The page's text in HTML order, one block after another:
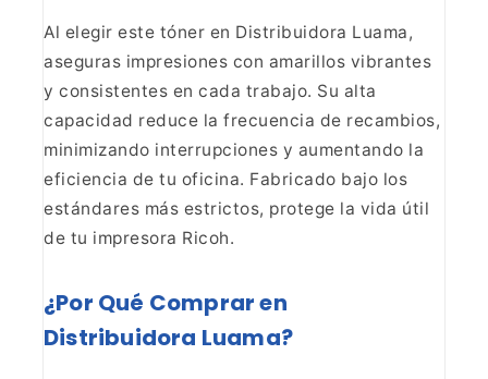
Al elegir este tóner en Distribuidora Luama,
aseguras impresiones con amarillos vibrantes
y consistentes en cada trabajo. Su alta
capacidad reduce la frecuencia de recambios,
minimizando interrupciones y aumentando la
eficiencia de tu oficina. Fabricado bajo los
estándares más estrictos, protege la vida útil
de tu impresora Ricoh.
¿Por Qué Comprar en
Distribuidora Luama?